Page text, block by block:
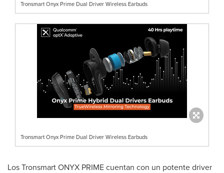
Tronsmart Onyx Prime Dual Driver Wireless Earbuds
Tronsmart Onyx Prime Dual Driver Wireless Earbuds
Los Tronsmart ONYX PRIME cuentan con un potente driver